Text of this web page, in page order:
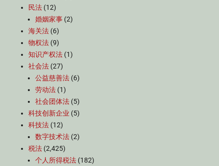
民法 (12)
婚姻家事 (2)
海关法 (6)
物权法 (9)
知识产权法 (1)
社会法 (27)
公益慈善法 (6)
劳动法 (1)
社会团体法 (5)
科技创新企业 (5)
科技法 (12)
数字技术法 (2)
税法 (2,425)
个人所得税法 (182)